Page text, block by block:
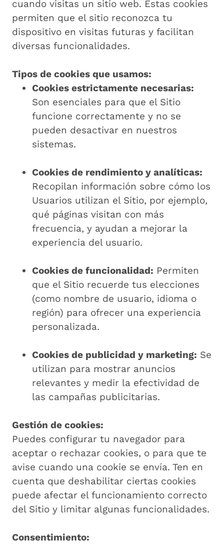
cuando visitas un sitio web. Estas cookies
permiten que el sitio reconozca tu
dispositivo en visitas futuras y facilitan
diversas funcionalidades.
Tipos de cookies que usamos:
Cookies estrictamente necesarias:
Son esenciales para que el Sitio
funcione correctamente y no se
pueden desactivar en nuestros
sistemas.
Cookies de rendimiento y analíticas:
Recopilan información sobre cómo los
Usuarios utilizan el Sitio, por ejemplo,
qué páginas visitan con más
frecuencia, y ayudan a mejorar la
experiencia del usuario.
Cookies de funcionalidad: Permiten
que el Sitio recuerde tus elecciones
(como nombre de usuario, idioma o
región) para ofrecer una experiencia
personalizada.
Cookies de publicidad y marketing: Se
utilizan para mostrar anuncios
relevantes y medir la efectividad de
las campañas publicitarias.
Gestión de cookies:
Puedes configurar tu navegador para
aceptar o rechazar cookies, o para que te
avise cuando una cookie se envía. Ten en
cuenta que deshabilitar ciertas cookies
puede afectar el funcionamiento correcto
del Sitio y limitar algunas funcionalidades.
Consentimiento: